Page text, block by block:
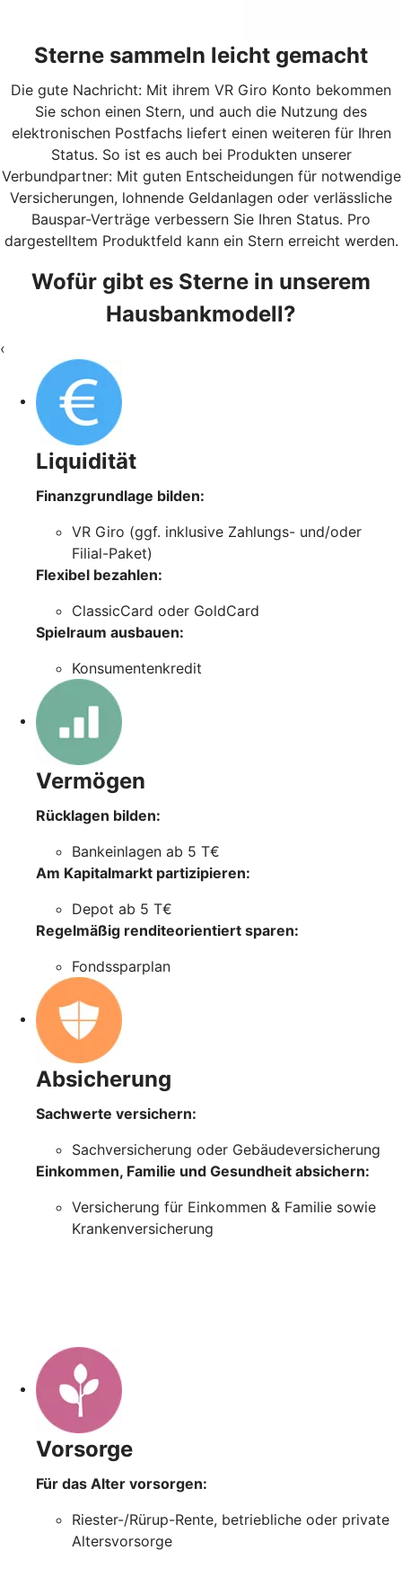
Sterne sammeln leicht gemacht
Die gute Nachricht: Mit ihrem VR Giro Konto bekommen
Sie schon einen Stern, und auch die Nutzung des
elektronischen Postfachs liefert einen weiteren für Ihren
Status. So ist es auch bei Produkten unserer
Verbundpartner: Mit guten Entscheidungen für notwendige
Versicherungen, lohnende Geldanlagen oder verlässliche
Bauspar-Verträge verbessern Sie Ihren Status. Pro
dargestelltem Produktfeld kann ein Stern erreicht werden.
Wofür gibt es Sterne in unserem
Hausbankmodell?
‹
Liquidität
Finanzgrundlage bilden:
VR Giro (ggf. inklusive Zahlungs- und/oder
Filial-Paket)
Flexibel bezahlen:
ClassicCard oder GoldCard
Spielraum ausbauen:
Konsumentenkredit
Vermögen
Rücklagen bilden:
Bankeinlagen ab 5 T€
Am Kapitalmarkt partizipieren:
Depot ab 5 T€
Regelmäßig renditeorientiert sparen:
Fondssparplan
Absicherung
Sachwerte versichern:
Sachversicherung oder Gebäudeversicherung
Einkommen, Familie und Gesundheit absichern:
Versicherung für Einkommen & Familie sowie
Krankenversicherung
Vorsorge
Für das Alter vorsorgen:
Riester-/Rürup-Rente, betriebliche oder private
Altersvorsorge